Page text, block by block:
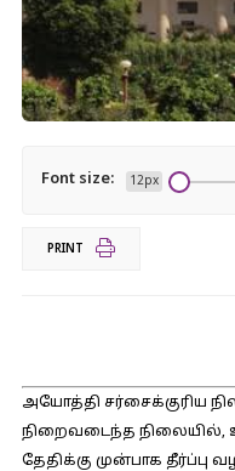
Font size: 12px
PRINT
அயோத்தி சர்சைக்குரிய
நிறைவடைந்த நிலையில்,
தேதிக்கு முன்பாக தீர்ப்பு